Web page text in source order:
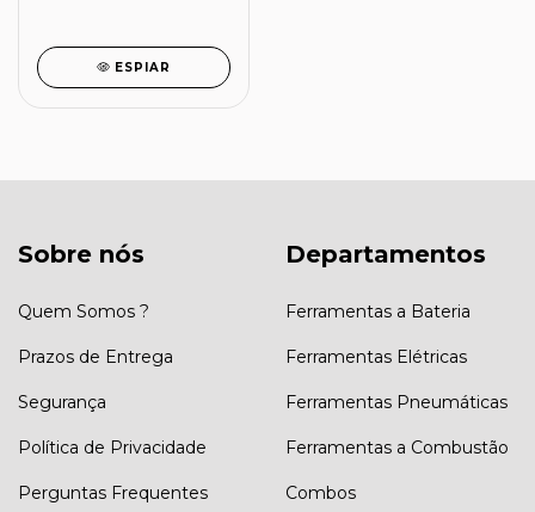
ESPIAR
Sobre nós
Quem Somos ?
Prazos de Entrega
Segurança
Política de Privacidade
Perguntas Frequentes
Departamentos
Ferramentas a Bateria
Ferramentas Elétricas
Ferramentas Pneumáticas
Ferramentas a Combustão
Combos